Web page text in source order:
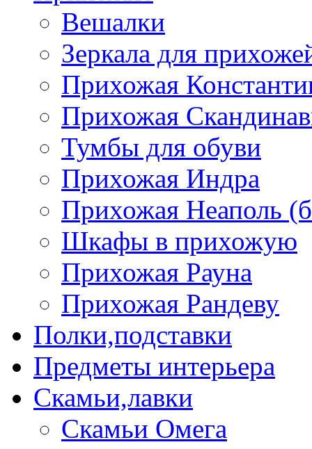
Вешалки
Зеркала для
Прихожая
Прихожая
Тумбы для обуви
Прихожая Индра
Прихожая Неаполь
Шкафы в прихожую
Прихожая Рауна
Прихожая Рандеву
Полки,подставки
Предметы интерьера
Скамьи,лавки
Скамьи Омега